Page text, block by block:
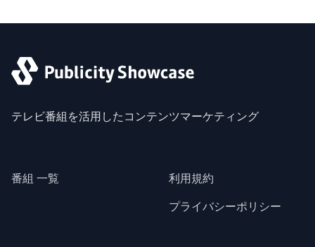
テレビ番組を活用したコンテンツマーケティング
番組 一覧
利用規約
プライバシーポリシー